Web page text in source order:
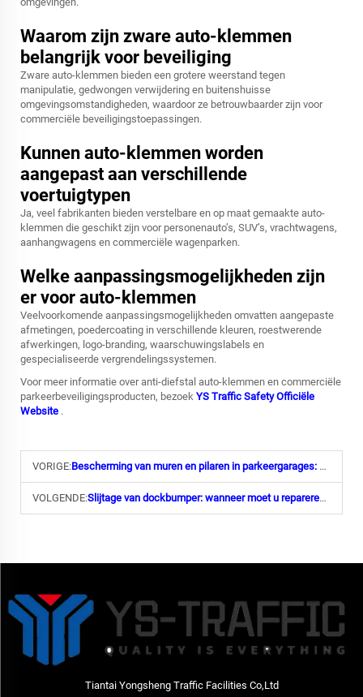
Waarom zijn zware auto-klemmen
belangrijk voor beveiliging
Zware auto-klemmen bieden een grotere weerstand tegen
manipulatie, gedwongen verwijdering en buitenshuisse
omgevingsomstandigheden, waardoor ze betrouwbaarder zijn voor
commerciële beveiligingstoepassingen.
Kunnen auto-klemmen worden
aangepast aan verschillende
voertuigtypen
Ja, veel fabrikanten bieden verstelbare en op maat gemaakte auto-
klemmen die geschikt zijn voor personenauto’s, SUV’s, vrachtwagens,
aanhangwagens en commerciële wagenparken.
Welke aanpassingsmogelijkheden zijn
er voor auto-klemmen
Veelvoorkomende aanpassingsmogelijkheden omvatten aangepaste
afmetingen, poedercoating in verschillende kleuren, roestwerende
afwerkingen, logo-branding, waarschuwingslabels en
gespecialiseerde vergrendelingssystemen.
Voor meer informatie over anti-diefstal auto-klemmen en commerciële
parkeerbeveiligingsproducten, bezoek YS Traffic Safety Officiële
Website .
VORIGE:Bescherming van muren en pilaren in parkeergarages: beste praktijken
VOLGENDE:Slijtage van dockbumper: wanneer moet u repareren of vervangen?
Tiantai Yongsheng Traffic Facilities Co,Ltd